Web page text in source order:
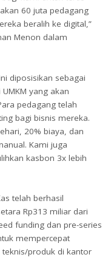
60 juta pedagang
beralih ke digital,”
Menon dalam
diposisikan sebagai
yang akan
pedagang telah
bagi bisnis mereka.
20% biaya, dan
Kami juga
kasbon 3x lebih
telah berhasil
Rp313 miliar dari
funding dan pre-series
mempercepat
produk di kantor